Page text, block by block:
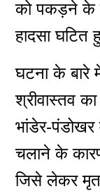
को पकड़ने के
हादसा घटित
घटना के बारे
श्रीवास्तव
भांडेर-पंडोखर
चलाने के
जिसे लेकर